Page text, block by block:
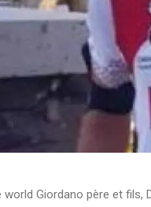
world Giordano père et